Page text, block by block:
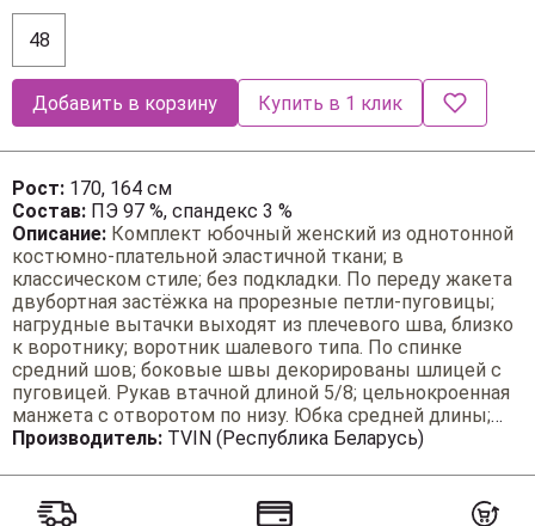
48
Добавить в корзину Купить в 1 клик
Рост: 170, 164 см
Состав: ПЭ 97 %, спандекс 3 %
Описание: Комплект юбочный женский из однотонной
костюмно-плательной эластичной ткани; в
классическом стиле; без подкладки. По переду жакета
двубортная застёжка на прорезные петли-пуговицы;
нагрудные вытачки выходят из плечевого шва, близко
к воротнику; воротник шалевого типа. По спинке
средний шов; боковые швы декорированы шлицей с
пуговицей. Рукав втачной длиной 5/8; цельнокроенная
манжета с отворотом по низу. Юбка средней длины;
заужена книзу; на пояс; на подкладке; по передней и
входит съёмный пояс. Классическая двойка для
деловых женщин, которые знают, что такое успех.
Производитель: TVIN (Республика Беларусь)